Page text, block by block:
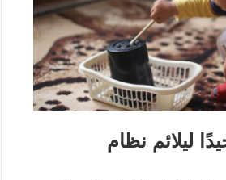
ليلائم نظام